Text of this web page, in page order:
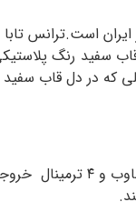
که در دل قاب